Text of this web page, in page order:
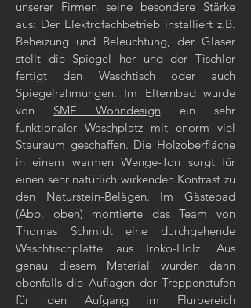
unserer Firmen seine besondere Stärke
aus: Der Elektrofachbetrieb installiert z.B.
Beheizung und Beleuchtung, der Glaser
stellt die Spiegel her und der Tischler
fertigt den Waschtisch oder auch
Spiegelrahmungen. Im Elternbad wurde
von SMF Wohndesign ein sehr
funktionaler Waschplatz mit enorm viel
Stauraum geschaffen. Die Holzoberfläche
in einem warmen Wenge-Ton sorgt für
einen sehr natürlich wirkenden Kontrast zu
den Naturstein-Belägen. Im Gästebad
(Abb. oben) montierte das Team von
Thomas Schmidt eine durchgehende
Waschtischplatte aus Iroko-Holz. Aus
genau diesem Material wurden dann
ebenfalls die Auflagen der Treppenstufen
für den Aufgang im Flurbereich